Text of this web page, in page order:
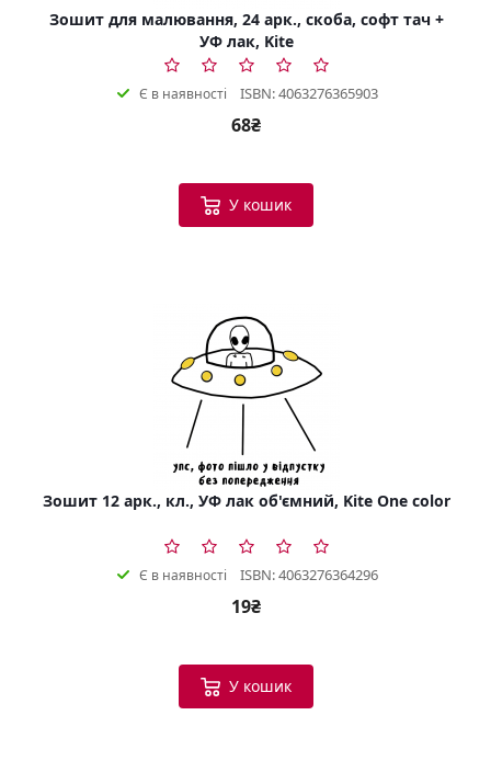
Зошит для малювання, 24 арк., скоба, софт тач +
УФ лак, Kite
Є в наявності ISBN: 4063276365903
68₴
У кошик
Зошит 12 арк., кл., УФ лак об'ємний, Kite One color
Є в наявності ISBN: 4063276364296
19₴
У кошик